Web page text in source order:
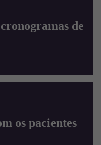
de
os pacientes